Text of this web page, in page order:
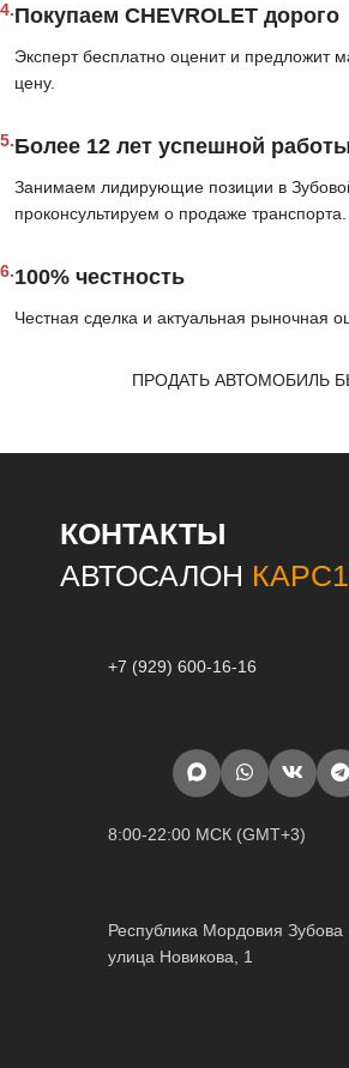
4.Покупаем CHEVROLET дорого
Эксперт бесплатно оценит и предложит
цену.
5.Более 12 лет успешной
Занимаем лидирующие позиции в
проконсультируем о продаже транспорта.
6.100% честность
Честная сделка и актуальная рыночная
ПРОДАТЬ АВТОМОБИЛЬ
КОНТАКТЫ
АВТОСАЛОН
+7 (929) 600-16-16
8:00-22:00 МСК (GMT+3)
Республика Мордовия Зубова
улица Новикова, 1